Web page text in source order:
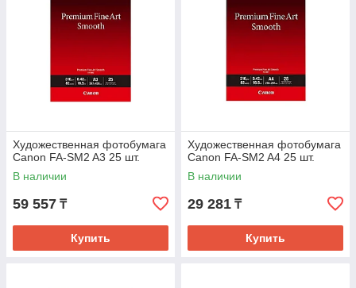
Художественная фотобумага
Canon FA-SM2 A3 25 шт.
В наличии
59 557 ₸
Купить
Художественная фотобумага
Canon FA-SM2 A4 25 шт.
В наличии
29 281 ₸
Купить